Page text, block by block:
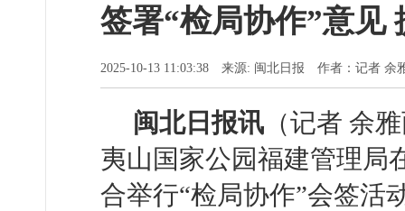
签署“检局协作”意见
2025-10-13 11:03:38 来源: 闽北日报 作者：记者 余
闽北日报讯 （记者 余
夷山国家公园福建管理局
合举行“检局协作”会签活